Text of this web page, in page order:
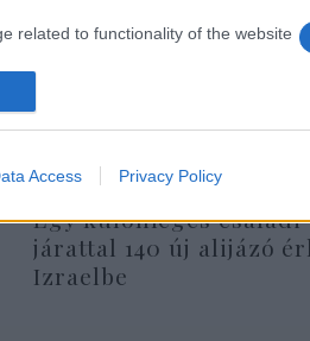
related to functionality of the website
related to personalization.
related to security, including
and other user protection.
Access Privacy Policy
Egy különleges családi
járattal 140 új alijázó
Izraelbe